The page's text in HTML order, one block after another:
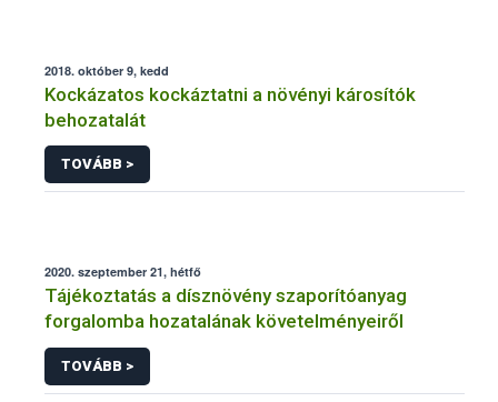
2018. október 9, kedd
Kockázatos kockáztatni a növényi károsítók
behozatalát
TOVÁBB >
2020. szeptember 21, hétfő
Tájékoztatás a dísznövény szaporítóanyag
forgalomba hozatalának követelményeiről
TOVÁBB >